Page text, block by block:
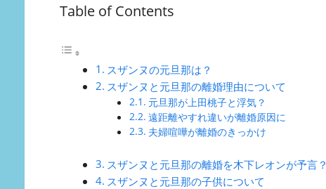
Table of Contents
スザンヌの元旦那は？
スザンヌと元旦那の離婚理由について
元旦那が上田桃子と浮気？
遠距離やすれ違いが離婚原因に
夫婦喧嘩が離婚のきっかけ
スザンヌと元旦那の離婚を木下レオンが予言？
スザンヌと元旦那の子供について